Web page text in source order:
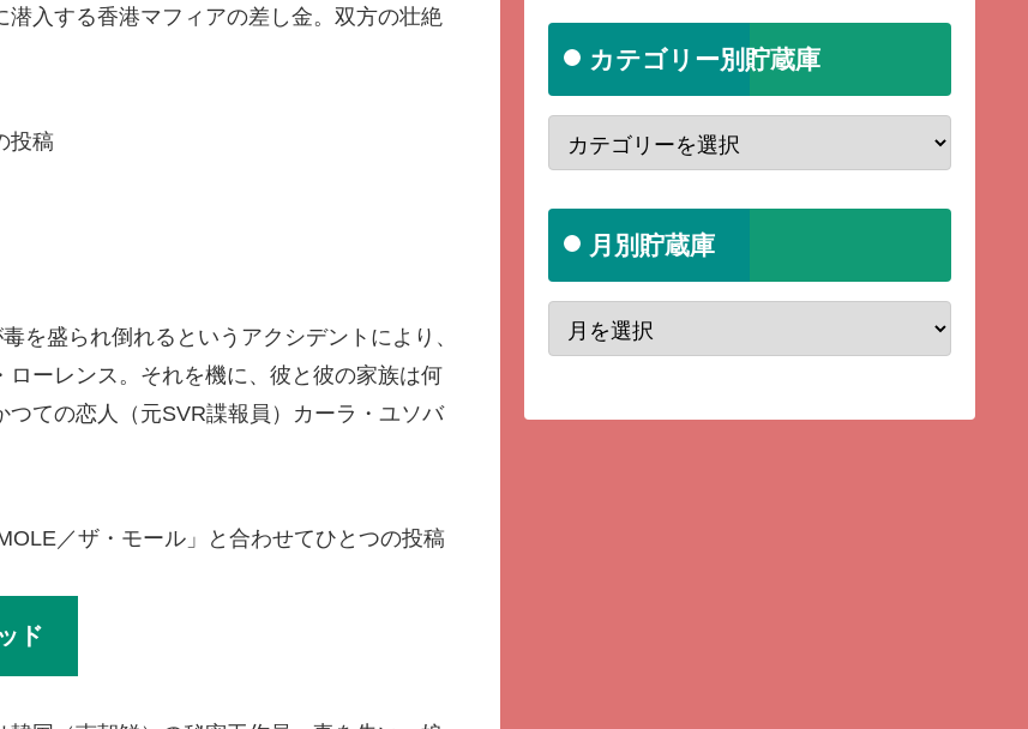
入する香港マフィアの差し金。双方の壮絶
投稿
を盛られ倒れるというアクシデントにより、
ーレンス。それを機に、彼と彼の家族は何
ての恋人（元SVR諜報員）カーラ・ユソバ
／ザ・モール」と合わせてひとつの投稿
ド
カテゴリー別貯蔵庫
月別貯蔵庫